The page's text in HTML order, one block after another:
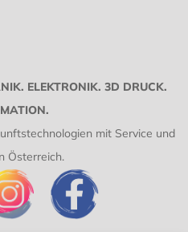
ELEKTRONIK. 3D DRUCK.
mit Service und
Österreich.